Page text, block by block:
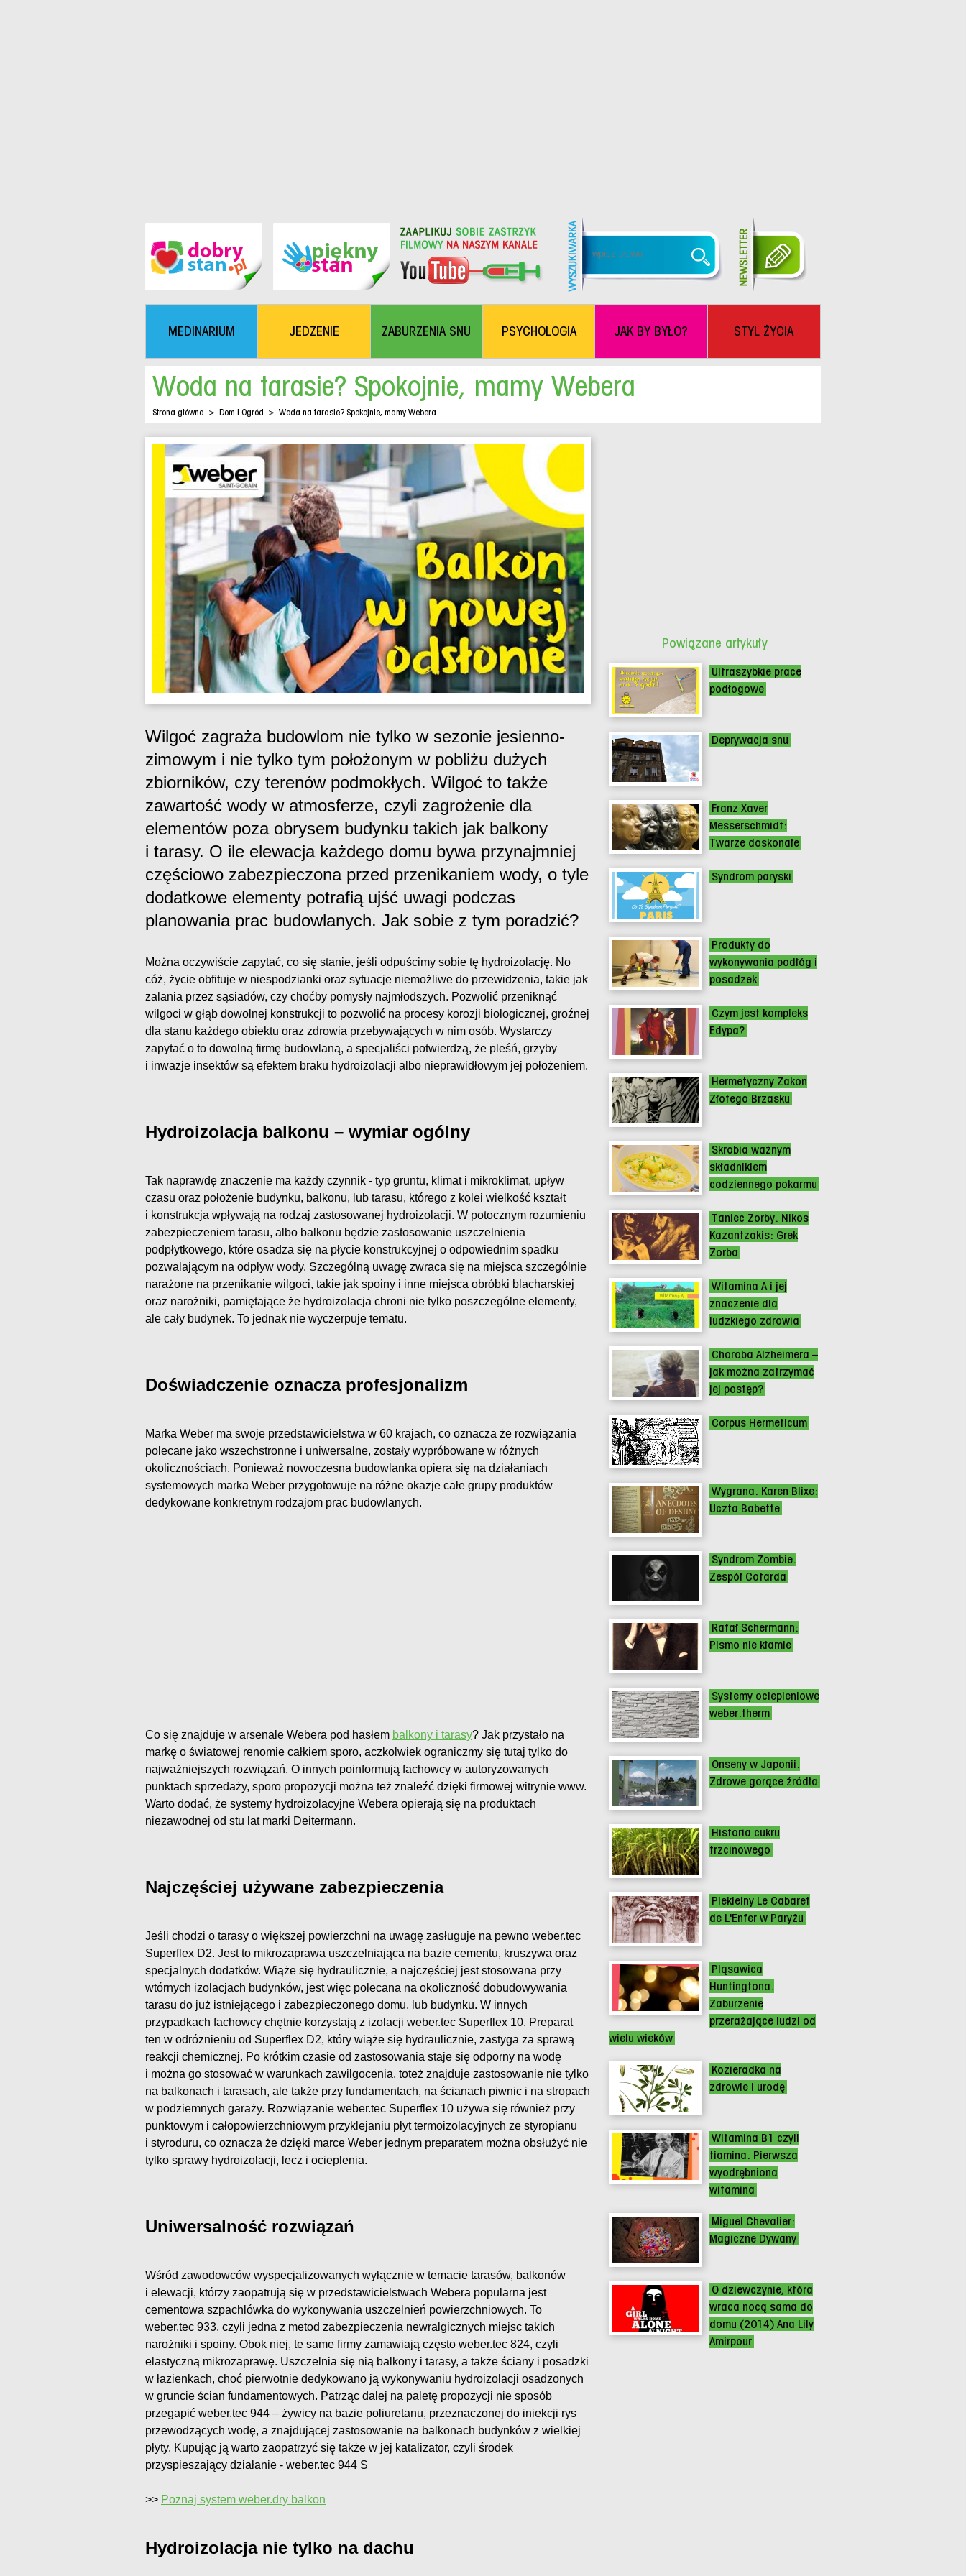
MEDINARIUM JEDZENIE ZABURZENIA SNU PSYCHOLOGIA JAK BY BYŁO? STYL ŻYCIA
Woda na tarasie? Spokojnie, mamy Webera
Strona główna > Dom i Ogród > Woda na tarasie? Spokojnie, mamy Webera
Wilgoć zagraża budowlom nie tylko w sezonie jesienno-
zimowym i nie tylko tym położonym w pobliżu dużych
zbiorników, czy terenów podmokłych. Wilgoć to także
zawartość wody w atmosferze, czyli zagrożenie dla
elementów poza obrysem budynku takich jak balkony
i tarasy. O ile elewacja każdego domu bywa przynajmniej
częściowo zabezpieczona przed przenikaniem wody, o tyle
dodatkowe elementy potrafią ujść uwagi podczas
planowania prac budowlanych. Jak sobie z tym poradzić?
Można oczywiście zapytać, co się stanie, jeśli odpuścimy sobie tę hydroizolację. No
cóż, życie obfituje w niespodzianki oraz sytuacje niemożliwe do przewidzenia, takie jak
zalania przez sąsiadów, czy choćby pomysły najmłodszych. Pozwolić przeniknąć
wilgoci w głąb dowolnej konstrukcji to pozwolić na procesy korozji biologicznej, groźnej
dla stanu każdego obiektu oraz zdrowia przebywających w nim osób. Wystarczy
zapytać o to dowolną firmę budowlaną, a specjaliści potwierdzą, że pleśń, grzyby
i inwazje insektów są efektem braku hydroizolacji albo nieprawidłowym jej położeniem.
Hydroizolacja balkonu – wymiar ogólny
Tak naprawdę znaczenie ma każdy czynnik - typ gruntu, klimat i mikroklimat, upływ
czasu oraz położenie budynku, balkonu, lub tarasu, którego z kolei wielkość kształt
i konstrukcja wpływają na rodzaj zastosowanej hydroizolacji. W potocznym rozumieniu
zabezpieczeniem tarasu, albo balkonu będzie zastosowanie uszczelnienia
podpłytkowego, które osadza się na płycie konstrukcyjnej o odpowiednim spadku
pozwalającym na odpływ wody. Szczególną uwagę zwraca się na miejsca szczególnie
narażone na przenikanie wilgoci, takie jak spoiny i inne miejsca obróbki blacharskiej
oraz narożniki, pamiętające że hydroizolacja chroni nie tylko poszczególne elementy,
ale cały budynek. To jednak nie wyczerpuje tematu.
Doświadczenie oznacza profesjonalizm
Marka Weber ma swoje przedstawicielstwa w 60 krajach, co oznacza że rozwiązania
polecane jako wszechstronne i uniwersalne, zostały wypróbowane w różnych
okolicznościach. Ponieważ nowoczesna budowlanka opiera się na działaniach
systemowych marka Weber przygotowuje na różne okazje całe grupy produktów
dedykowane konkretnym rodzajom prac budowlanych.
Co się znajduje w arsenale Webera pod hasłem balkony i tarasy? Jak przystało na
markę o światowej renomie całkiem sporo, aczkolwiek ograniczmy się tutaj tylko do
najważniejszych rozwiązań. O innych poinformują fachowcy w autoryzowanych
punktach sprzedaży, sporo propozycji można też znaleźć dzięki firmowej witrynie www.
Warto dodać, że systemy hydroizolacyjne Webera opierają się na produktach
niezawodnej od stu lat marki Deitermann.
Najczęściej używane zabezpieczenia
Jeśli chodzi o tarasy o większej powierzchni na uwagę zasługuje na pewno weber.tec
Superflex D2. Jest to mikrozaprawa uszczelniająca na bazie cementu, kruszywa oraz
specjalnych dodatków. Wiąże się hydraulicznie, a najczęściej jest stosowana przy
wtórnych izolacjach budynków, jest więc polecana na okoliczność dobudowywania
tarasu do już istniejącego i zabezpieczonego domu, lub budynku. W innych
przypadkach fachowcy chętnie korzystają z izolacji weber.tec Superflex 10. Preparat
ten w odróznieniu od Superflex D2, który wiąże się hydraulicznie, zastyga za sprawą
reakcji chemicznej. Po krótkim czasie od zastosowania staje się odporny na wodę
i można go stosować w warunkach zawilgocenia, toteż znajduje zastosowanie nie tylko
na balkonach i tarasach, ale także przy fundamentach, na ścianach piwnic i na stropach
w podziemnych garaży. Rozwiązanie weber.tec Superflex 10 używa się również przy
punktowym i całopowierzchniowym przyklejaniu płyt termoizolacyjnych ze styropianu
i styroduru, co oznacza że dzięki marce Weber jednym preparatem można obsłużyć nie
tylko sprawy hydroizolacji, lecz i ocieplenia.
Uniwersalność rozwiązań
Wśród zawodowców wyspecjalizowanych wyłącznie w temacie tarasów, balkonów
i elewacji, którzy zaopatrują się w przedstawicielstwach Webera popularna jest
cementowa szpachlówka do wykonywania uszczelnień powierzchniowych. To
weber.tec 933, czyli jedna z metod zabezpieczenia newralgicznych miejsc takich
narożniki i spoiny. Obok niej, te same firmy zamawiają często weber.tec 824, czyli
elastyczną mikrozaprawę. Uszczelnia się nią balkony i tarasy, a także ściany i posadzki
w łazienkach, choć pierwotnie dedykowano ją wykonywaniu hydroizolacji osadzonych
w gruncie ścian fundamentowych. Patrząc dalej na paletę propozycji nie sposób
przegapić weber.tec 944 – żywicy na bazie poliuretanu, przeznaczonej do iniekcji rys
przewodzących wodę, a znajdującej zastosowanie na balkonach budynków z wielkiej
płyty. Kupując ją warto zaopatrzyć się także w jej katalizator, czyli środek
przyspieszający działanie - weber.tec 944 S
>> Poznaj system weber.dry balkon
Hydroizolacja nie tylko na dachu
Powiązane artykuły
Ultraszybkie prace
podłogowe
Deprywacja snu
Franz Xaver
Messerschmidt:
Twarze doskonałe
Syndrom paryski
Produkty do
wykonywania podłóg i
posadzek
Czym jest kompleks
Edypa?
Hermetyczny Zakon
Złotego Brzasku
Skrobia ważnym
składnikiem
codziennego pokarmu
Taniec Zorby. Nikos
Kazantzakis: Grek
Zorba
Witamina A i jej
znaczenie dla
ludzkiego zdrowia
Choroba Alzheimera –
jak można zatrzymać
jej postęp?
Corpus Hermeticum
Wygrana. Karen Blixe:
Uczta Babette
Syndrom Zombie.
Zespół Cotarda
Rafał Schermann:
Pismo nie kłamie
Systemy ociepleniowe
weber.therm
Onseny w Japonii.
Zdrowe gorące źródła
Historia cukru
trzcinowego
Piekielny Le Cabaret
de L'Enfer w Paryżu
Pląsawica
Huntingtona.
Zaburzenie
przerażające ludzi od
wielu wieków
Kozieradka na
zdrowie i urodę
Witamina B1 czyli
tiamina. Pierwsza
wyodrębniona
witamina
Miguel Chevalier:
Magiczne Dywany
O dziewczynie, która
wraca nocą sama do
domu (2014) Ana Lily
Amirpour